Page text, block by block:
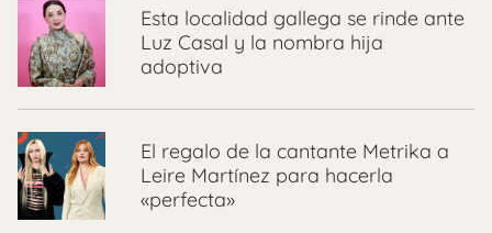
Esta localidad gallega se rinde ante
Luz Casal y la nombra hija
adoptiva
El regalo de la cantante Metrika a
Leire Martínez para hacerla
«perfecta»